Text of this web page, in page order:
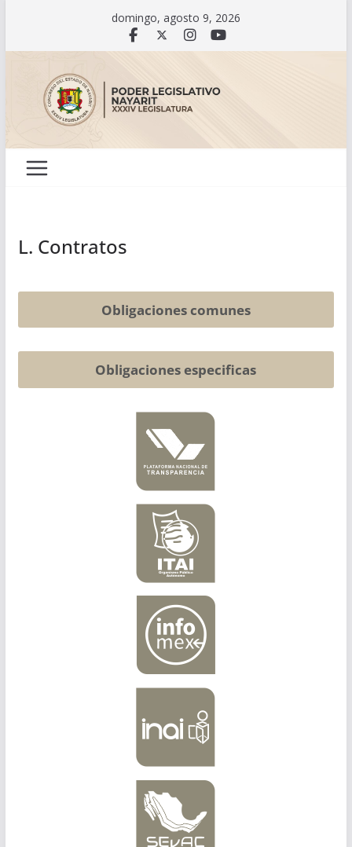
contenido
domingo, agosto 9, 2026
L. Contratos
Obligaciones comunes
Obligaciones especificas